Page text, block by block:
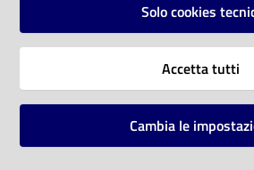
Vai alla pagina
Mappa del sito
Solo cookies
Accetta tutti
Cambia le